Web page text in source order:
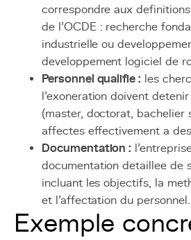
correspondre aux
de l'OCDE : recherche
industrielle ou
developpement logiciel de
Personnel qualifie : les
l'exoneration doivent
(master, doctorat, bachelier
affectes effectivement a
Documentation :
documentation detaillee de
incluant les objectifs, la
et l'affectation du personnel.
Exemple